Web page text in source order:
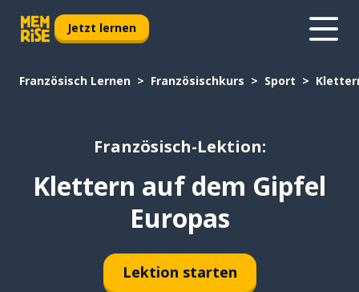
Jetzt lernen
Französisch Lernen Französischkurs Sport
Französisch-Lektion:
Klettern auf dem Gipfel
Europas
Lektion starten